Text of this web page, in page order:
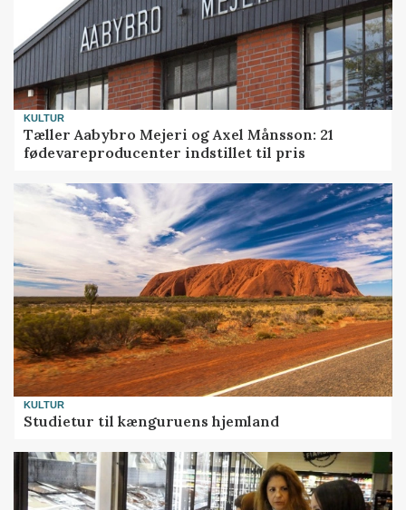
KULTUR
Tæller Aabybro Mejeri og Axel Månsson: 21
fødevareproducenter indstillet til pris
KULTUR
Studietur til kænguruens hjemland